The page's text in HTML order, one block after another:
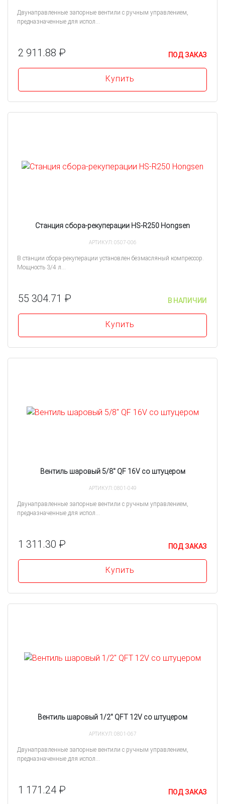
Двунаправленные запорные вентили с ручным управлением,
предназначенные для испол...
2 911.88 ₽ ПОД ЗАКАЗ
Купить
Станция сбора-рекуперации HS-R250 Hongsen
АРТИКУЛ: 0507-006
В станции сбора-рекуперации установлен безмасляный компрессор.
Мощность 3/4 л...
55 304.71 ₽ В НАЛИЧИИ
Купить
Вентиль шаровый 5/8" QF 16V со штуцером
АРТИКУЛ: 0801-049
Двунаправленные запорные вентили с ручным управлением,
предназначенные для испол...
1 311.30 ₽ ПОД ЗАКАЗ
Купить
Вентиль шаровый 1/2" QFT 12V со штуцером
АРТИКУЛ: 0801-067
Двунаправленные запорные вентили с ручным управлением,
предназначенные для испол...
1 171.24 ₽ ПОД ЗАКАЗ